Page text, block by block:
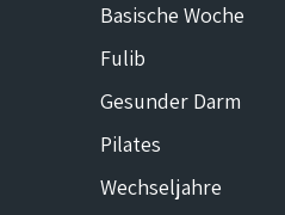
Basische Woche
Fulib
Gesunder Darm
Pilates
Wechseljahre